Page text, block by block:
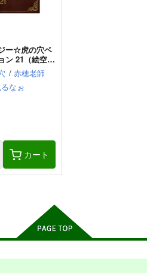
ー☆虎の穴ベ
ン 21（絵空事
ノ一）
/ 赤穂老師
なぉ
カート